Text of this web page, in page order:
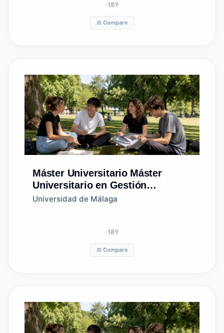
18Y
⚖️ Compare
Máster Universitario Máster
Universitario en Gestión
Sostenible de Recursos
Universidad de Málaga
18Y
⚖️ Compare